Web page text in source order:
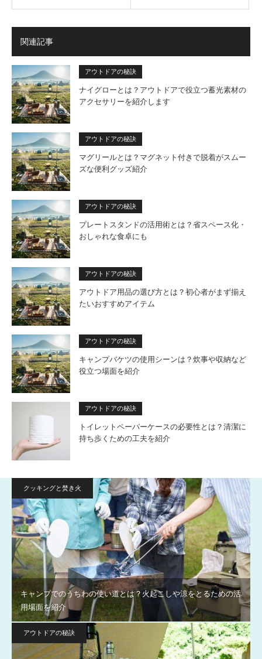
関連記事
アウトドアの秘訣
ナイグローとは？アウトドアで役立つ蓄光素材の
アクセサリーを紹介します
アウトドアの秘訣
マグリールとは？マグネット付きで脱着がスムー
ズな便利グッズ紹介
アウトドアの秘訣
プレートスタンドの活用術とは？省スペース化・
おしゃれな食卓にも
アウトドアの秘訣
アウトドア用品の選び方とは？初心者がまず揃え
たいおすすめアイテム
アウトドアの秘訣
キャンプバケツの使用シーンは？炊事や収納など
役立つ場面を紹介
アウトドアの秘訣
トイレットペーパーケースの必要性とは？清潔に
持ち歩くための工夫を紹介
クッキングと焚き火
キャンプでのうちわの使い道とは？火起こしや涼をとるための活
用場面を紹介
アウトドアの秘訣